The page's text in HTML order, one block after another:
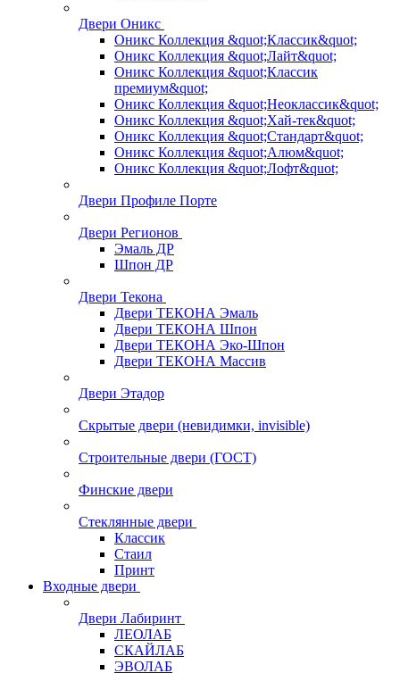
Двери Оникс
Оникс Коллекция &quot;Классик&quot;
Оникс Коллекция &quot;Лайт&quot;
Оникс Коллекция &quot;Классик
премиум&quot;
Оникс Коллекция &quot;Неоклассик&quot;
Оникс Коллекция &quot;Хай-тек&quot;
Оникс Коллекция &quot;Стандарт&quot;
Оникс Коллекция &quot;Алюм&quot;
Оникс Коллекция &quot;Лофт&quot;
Двери Профиле Порте
Двери Регионов
Эмаль ДР
Шпон ДР
Двери Текона
Двери ТЕКОНА Эмаль
Двери ТЕКОНА Шпон
Двери ТЕКОНА Эко-Шпон
Двери ТЕКОНА Массив
Двери Этадор
Скрытые двери (невидимки, invisible)
Строительные двери (ГОСТ)
Финские двери
Стеклянные двери
Классик
Стаил
Принт
Входные двери
Двери Лабиринт
ЛЕОЛАБ
СКАЙЛАБ
ЭВОЛАБ